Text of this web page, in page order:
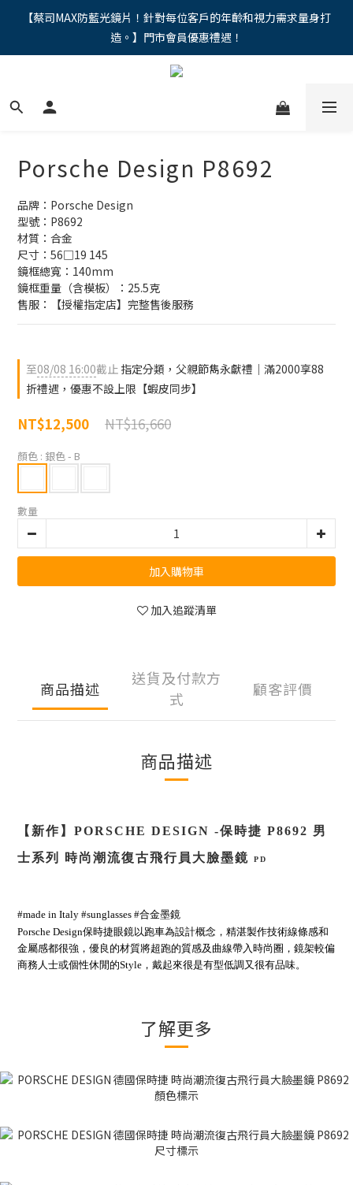
"馬年新章續寫，視界品味進階，限時禮遇 9 折無上限，12期分期
免手續費。。
【蔡司MAX防藍光鏡片！針對每位客戶的年齡和視力需求量身打
造。】門市會員優惠禮遇！
"馬年新章續寫，視界品味進階，限時禮遇 9 折無上限，12期分期
Porsche Design P8692
品牌：Porsche Design
型號：P8692
材質：合金
尺寸：56□19 145
鏡框總寬：140mm
鏡框重量（含模板）：25.5克
售服：【授權指定店】完整售後服務
至08/08 16:00截止 指定分類，父親節雋永獻禮｜滿2000享88
折禮遇，優惠不設上限【蝦皮同步】
NT$16,660
NT$12,500
顏色 : 銀色 - B
數量
加入購物車
加入追蹤清單
商品描述
送貨及付款方
式
顧客評價
商品描述
【新作】 PORSCHE DESIGN -保時捷 P8692 男
士系列 時尚潮流復古飛行員大臉墨鏡 PD
#made in Italy #sunglasses #合金墨鏡
Porsche Design保時捷眼鏡以跑車為設計概念，精湛製作技術線條感和
金屬感都很強，優良的材質將超跑的質感及曲線帶入時尚圈，鏡架較偏
商務人士或個性休閒的Style，戴起來很是有型低調又很有品味。
了解更多